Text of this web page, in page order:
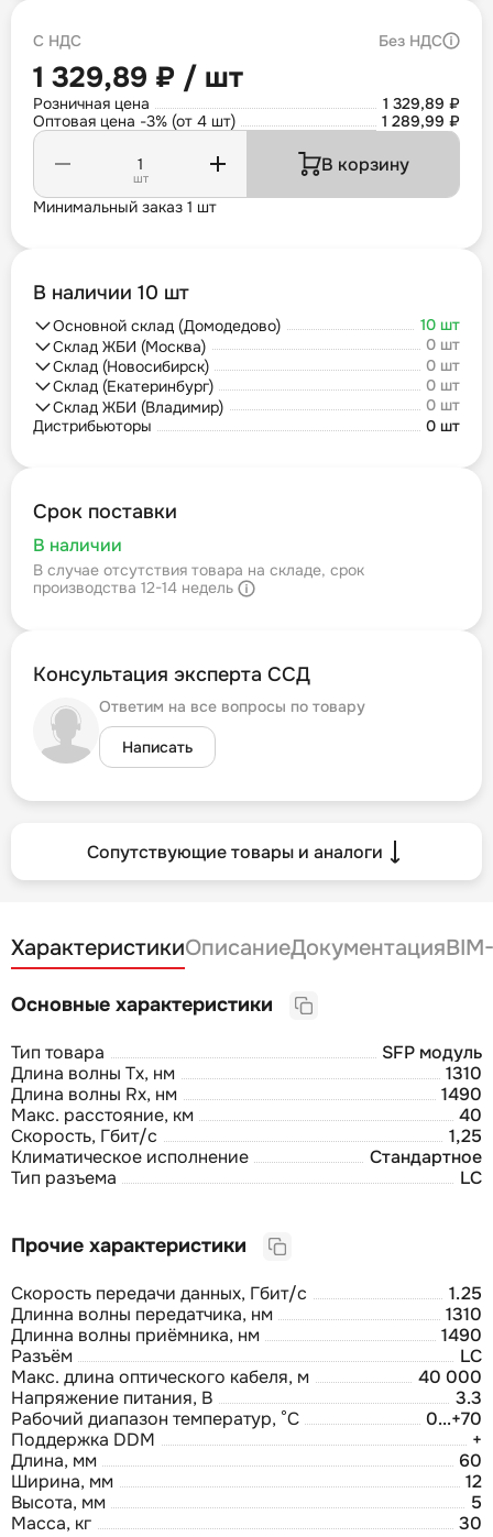
С НДС Без НДС
1 329,89 ₽ / шт
Розничная цена
1 329,89 ₽
Оптовая цена -3% (от 4 шт)
1 289,99 ₽
шт
В корзину
Минимальный заказ 1 шт
В наличии 10 шт
Основной склад (Домодедово)
10 шт
Склад ЖБИ (Москва)
0 шт
Склад (Новосибирск)
0 шт
Склад (Екатеринбург)
0 шт
Склад ЖБИ (Владимир)
0 шт
Дистрибьюторы
0 шт
Срок поставки
В наличии
В случае отсутствия товара на складе, срок
производства 12-14 недель
Консультация эксперта ССД
Ответим на все вопросы по товару
Написать
Сопутствующие товары и аналоги
ХарактеристикиОписаниеДокументация
Основные характеристики
Тип товара
SFP модуль
Длина волны Tx, нм
1310
Длина волны Rx, нм
1490
Макс. расстояние, км
40
Скорость, Гбит/с
1,25
Климатическое исполнение
Стандартное
Тип разъема
LC
Прочие характеристики
Скорость передачи данных, Гбит/с
1.25
Длинна волны передатчика, нм
1310
Длинна волны приёмника, нм
1490
Разъём
LC
Макс. длина оптического кабеля, м
40 000
Напряжение питания, В
3.3
Рабочий диапазон температур, °C
0...+70
Поддержка DDM
+
Длина, мм
60
Ширина, мм
12
Высота, мм
5
Масса, кг
30